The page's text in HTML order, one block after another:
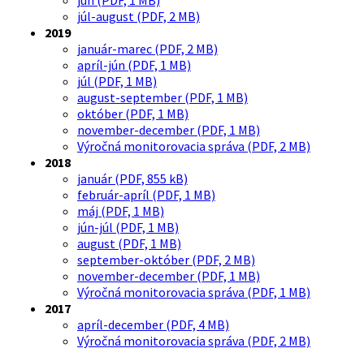
júl-august (PDF, 2 MB)
2019
január-marec (PDF, 2 MB)
apríl-jún (PDF, 1 MB)
júl (PDF, 1 MB)
august-september (PDF, 1 MB)
október (PDF, 1 MB)
november-december (PDF, 1 MB)
Výročná monitorovacia správa (PDF, 2 MB)
2018
január (PDF, 855 kB)
február-apríl (PDF, 1 MB)
máj (PDF, 1 MB)
jún-júl (PDF, 1 MB)
august (PDF, 1 MB)
september-október (PDF, 2 MB)
november-december (PDF, 1 MB)
Výročná monitorovacia správa (PDF, 1 MB)
2017
apríl-december (PDF, 4 MB)
Výročná monitorovacia správa (PDF, 2 MB)